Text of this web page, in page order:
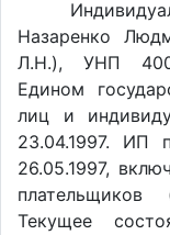
Назаренко
Л.Н.), УНП
Едином
лиц и
23.04.1997. ИП
26.05.1997,
Текущее